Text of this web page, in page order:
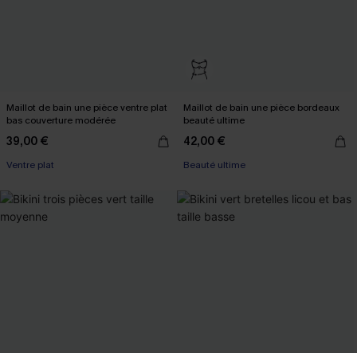
Maillot de bain une pièce ventre plat
bas couverture modérée
39,00 €
Ventre plat
Maillot de bain une pièce bordeaux
beauté ultime
42,00 €
Beauté ultime